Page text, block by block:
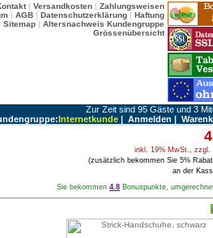
| Versandkosten | Zahlungsweisen
| AGB | Datenschutzerklärung | Haftung
Sitemap | Altersnachweis Kundengruppe
Grössenübersicht
Zur Zeit sind 95 Gäste und 3
Internetkunde | Anmelden |
inkl. 19% MwSt., zzgl.
(zusätzlich bekommen Sie 5%
an der
Sie bekommen 4.8 Bonuspunkte,